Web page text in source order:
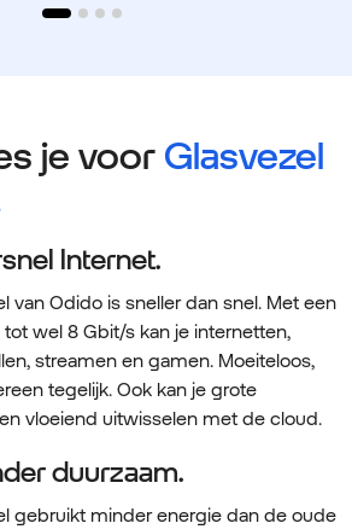
je voor Glasvezel
Internet.
van Odido is sneller dan snel. Met een
wel 8 Gbit/s kan je internetten,
streamen en gamen. Moeiteloos,
tegelijk. Ook kan je grote
vloeiend uitwisselen met de cloud.
duurzaam.
gebruikt minder energie dan de oude